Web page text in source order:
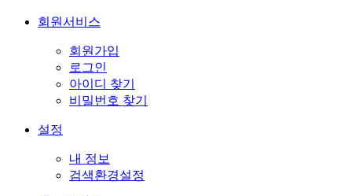
회원서비스
회원가입
로그인
아이디 찾기
비밀번호 찾기
설정
내 정보
검색환경설정